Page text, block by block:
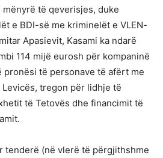
të qeverisjes, duke
e BDI-së me kriminelët e VLEN-
Apasievit, Kasami ka ndarë
114 mijë eurosh për kompaninë
pronësi të personave të afërt me
tregon për lidhje të
të Tetovës dhe financimit të
tenderë (në vlerë të përgjithshme